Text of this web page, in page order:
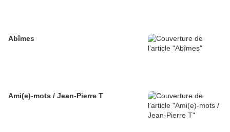
Abîmes
Ami(e)-mots / Jean-Pierre T